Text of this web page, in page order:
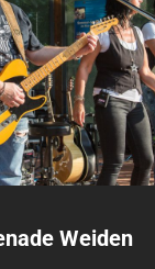
Weiden